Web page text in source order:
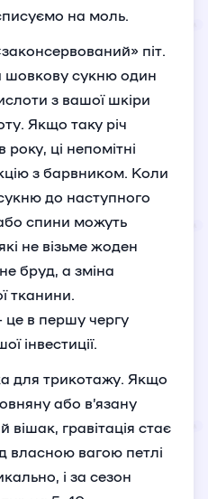
на моль.
піт.
шовкову сукню один
з вашої шкіри
Якщо таку річ
ці непомітні
з барвником. Коли
до наступного
спини можуть
не візьме жоден
бруд, а зміна
тканини.
це в першу чергу
інвестиції.
для трикотажу. Якщо
або в’язану
гравітація стає
власною вагою петлі
і за сезон